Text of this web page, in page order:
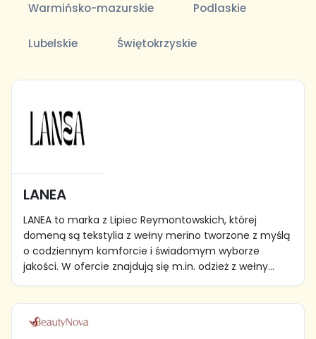
Warmińsko-mazurskie Podlaskie
Lubelskie Świętokrzyskie
LANEA
LANEA to marka z Lipiec Reymontowskich, której
domeną są tekstylia z wełny merino tworzone z myślą
o codziennym komforcie i świadomym wyborze
jakości. W ofercie znajdują się m.in. odzież z wełny...